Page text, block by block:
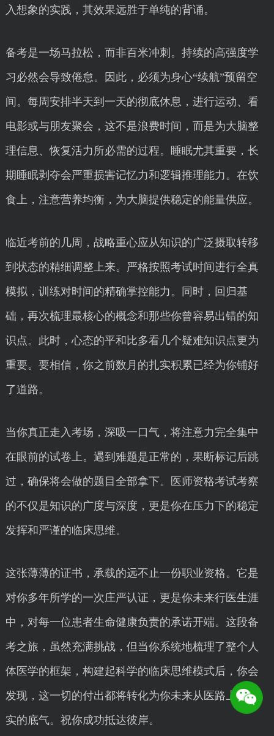
入想象的实践，其效果远胜于单纯的背诵。
备考是一场马拉松，而非百米冲刺。持续的高强度学
习必然会导致倦怠。因此，必须为身心“续航”预留空
间。每周安排半天到一天的彻底休息，进行运动、看
电影或与朋友聚会，这不是浪费时间，而是为大脑整
理信息、恢复活力所必需的过程。睡眠尤其重要，长
期睡眠剥夺会严重损害记忆力和逻辑推理能力。在饮
食上，注意营养均衡，为大脑提供稳定的能量供应。
临近考前的几周，战略重心应从知识的广泛摄取转移
到状态的精细调整上来。严格按照考试时间进行全真
模拟，训练对时间的精确掌控能力。同时，回归基
础，再次梳理最核心的概念和那些你曾容易出错的知
识点。此时，心态的平和比多看几个疑难知识点更为
重要。要相信，你之前数月的扎实积累已经为你铺好
了道路。
当你真正走入考场，深吸一口气，将注意力完全集中
在眼前的试卷上。遇到难题是正常的，果断标记后跳
过，确保将会做的题目全部拿下。医师资格考试考察
的不仅是知识的广度与深度，更是你在压力下的稳定
发挥和严谨的临床思维。
这张薄薄的证书，承载的远不止一份职业资格。它是
对你多年所学的一次庄严认证，更是你未来行医生涯
中，对每一位患者生命健康负责的承诺开端。这段备
考之旅，虽然充满挑战，但当你系统地梳理了整个人
体医学的框架，构建起科学的临床思维模式后，你会
发现，这一切的付出都将转化为你未来从医路上最坚
实的底气。祝你成功抵达彼岸。